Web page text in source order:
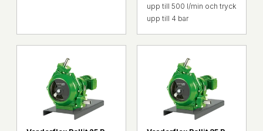
upp till 500 l/min och tryck
upp till 4 bar